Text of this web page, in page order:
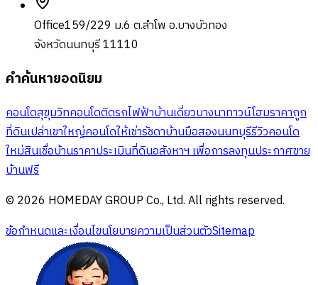
Office159/229 ม.6 ต.ลำโพ อ.บางบัวทอง
จังหวัดนนทบุรี 11110
คำค้นหายอดนิยม
คอนโดสุขุมวิทคอนโดติดรถไฟฟ้าบ้านเดี่ยวบางนาทาวน์โฮมราคาถูก
ที่ดินเปล่าเขาใหญ่คอนโดให้เช่ารัชดาบ้านมือสองนนทบุรีรีวิวคอนโด
ใหม่สินเชื่อบ้านราคาประเมินที่ดินอสังหาฯ เพื่อการลงทุนประกาศขาย
บ้านฟรี
© 2026 HOMEDAY GROUP Co., Ltd. All rights reserved.
ข้อกำหนดและเงื่อนไขนโยบายความเป็นส่วนตัวSitemap